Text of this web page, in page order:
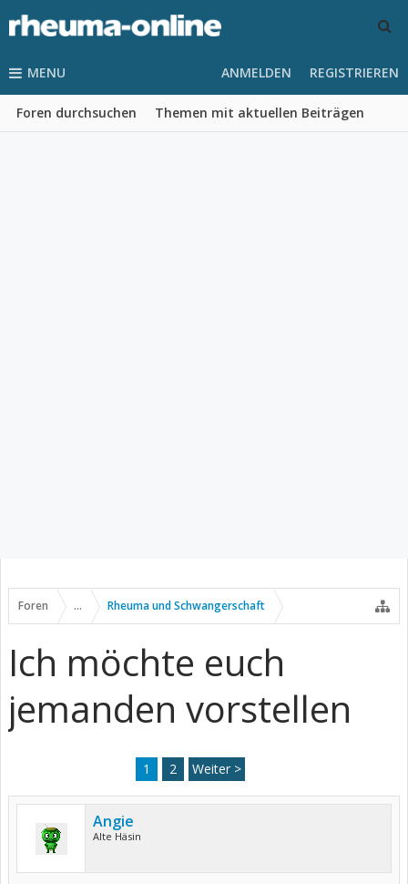
MENU
Foren durchsuchen Themen mit aktuellen Beiträgen
ANMELDEN REGISTRIEREN
Foren ... Rheuma und Schwangerschaft
Ich möchte euch
jemanden vorstellen
1 2 Weiter >
Angie
Alte Häsin